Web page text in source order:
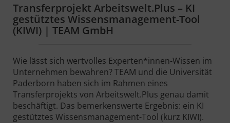
Transferprojekt Arbeitswelt.Plus – KI
gestütztes Wissensmanagement-Tool
(KIWI) | TEAM GmbH
Wie lässt sich wertvolles Experten*innen-Wissen im
Unternehmen bewahren? TEAM und die Universität
Paderborn haben sich im Rahmen eines
Transferprojekts von Arbeitswelt.Plus genau damit
beschäftigt. Das bemerkenswerte Ergebnis: ein KI
gestütztes Wissensmanagement-Tool (kurz KIWI).